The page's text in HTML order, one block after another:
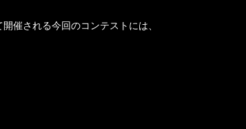
催される今回のコンテストには、